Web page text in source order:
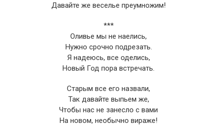
Давайте же веселье преумножим!
***
Оливье мы не наелись,
Нужно срочно подрезать.
Я надеюсь, все оделись,
Новый Год пора встречать.
Старым все его назвали,
Так давайте выпьем же,
Чтобы нас не занесло с вами
На новом, необычно вираже!